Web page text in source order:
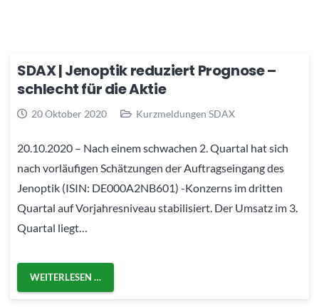
SDAX | Jenoptik reduziert Prognose –
schlecht für die Aktie
20 Oktober 2020 Kurzmeldungen SDAX
20.10.2020 – Nach einem schwachen 2. Quartal hat sich
nach vorläufigen Schätzungen der Auftragseingang des
Jenoptik (ISIN: DE000A2NB601) -Konzerns im dritten
Quartal auf Vorjahresniveau stabilisiert. Der Umsatz im 3.
Quartal liegt…
WEITERLESEN …